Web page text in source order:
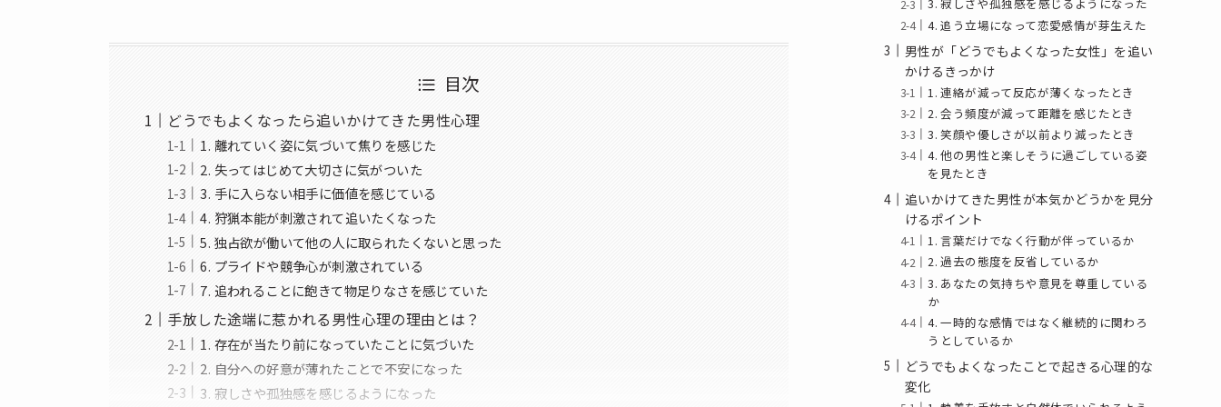
目次
どうでもよくなったら追いかけてきた男性心理
1. 離れていく姿に気づいて焦りを感じた
2. 失ってはじめて大切さに気がついた
3. 手に入らない相手に価値を感じている
4. 狩猟本能が刺激されて追いたくなった
5. 独占欲が働いて他の人に取られたくないと思った
6. プライドや競争心が刺激されている
7. 追われることに飽きて物足りなさを感じていた
手放した途端に惹かれる男性心理の理由とは？
1. 存在が当たり前になっていたことに気づいた
2. 自分への好意が薄れたことで不安になった
3. 寂しさや孤独感を感じるようになった
3. 寂しさや孤独感を感じるようになった
4. 追う立場になって恋愛感情が芽生えた
男性が「どうでもよくなった女性」を追い
かけるきっかけ
1. 連絡が減って反応が薄くなったとき
2. 会う頻度が減って距離を感じたとき
3. 笑顔や優しさが以前より減ったとき
4. 他の男性と楽しそうに過ごしている姿
を見たとき
追いかけてきた男性が本気かどうかを見分
けるポイント
1. 言葉だけでなく行動が伴っているか
2. 過去の態度を反省しているか
3. あなたの気持ちや意見を尊重している
か
4. 一時的な感情ではなく継続的に関わろ
うとしているか
どうでもよくなったことで起きる心理的な
変化